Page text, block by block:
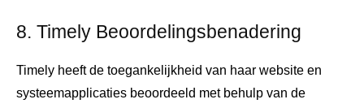
8. Timely Beoordelingsbenadering
Timely heeft de toegankelijkheid van haar website en
systeemapplicaties beoordeeld met behulp van de